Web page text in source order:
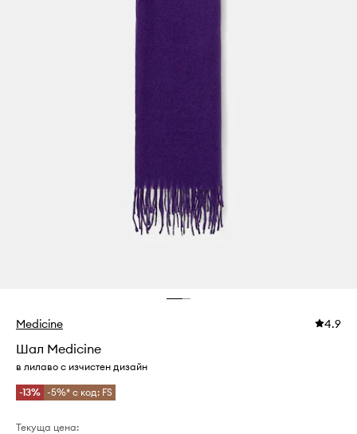
Medicine 4.9
Шал Medicine
в лилаво с изчистен дизайн
-13% -5%* с код: FS
Текуща цена: